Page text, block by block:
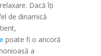
Dacă îți
de dinamică
poate fi o ancoră
a